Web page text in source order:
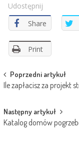
Udostępnij
Share
Print
Post
navigation
Poprzedni artykuł
Ile zapłacisz za projekt
Następny artykuł
Katalog domów